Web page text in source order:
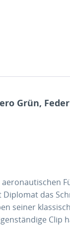
Grün, Feder
das
seiner